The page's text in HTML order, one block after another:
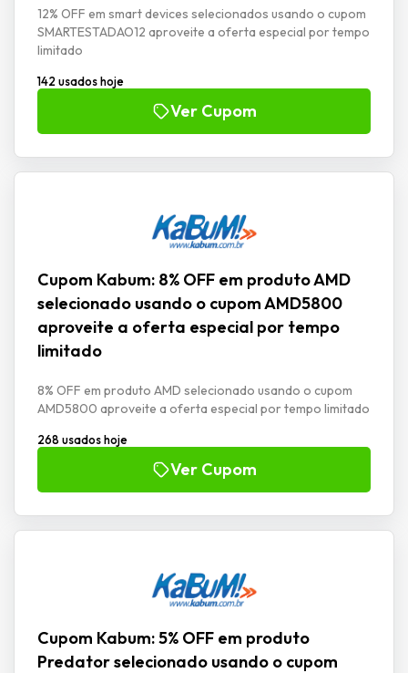
12% OFF em smart devices selecionados usando o cupom
SMARTESTADAO12 aproveite a oferta especial por tempo
limitado
142 usados hoje
Ver Cupom
Cupom Kabum: 8% OFF em produto AMD
selecionado usando o cupom AMD5800
aproveite a oferta especial por tempo
limitado
8% OFF em produto AMD selecionado usando o cupom
AMD5800 aproveite a oferta especial por tempo limitado
268 usados hoje
Ver Cupom
Cupom Kabum: 5% OFF em produto
Predator selecionado usando o cupom